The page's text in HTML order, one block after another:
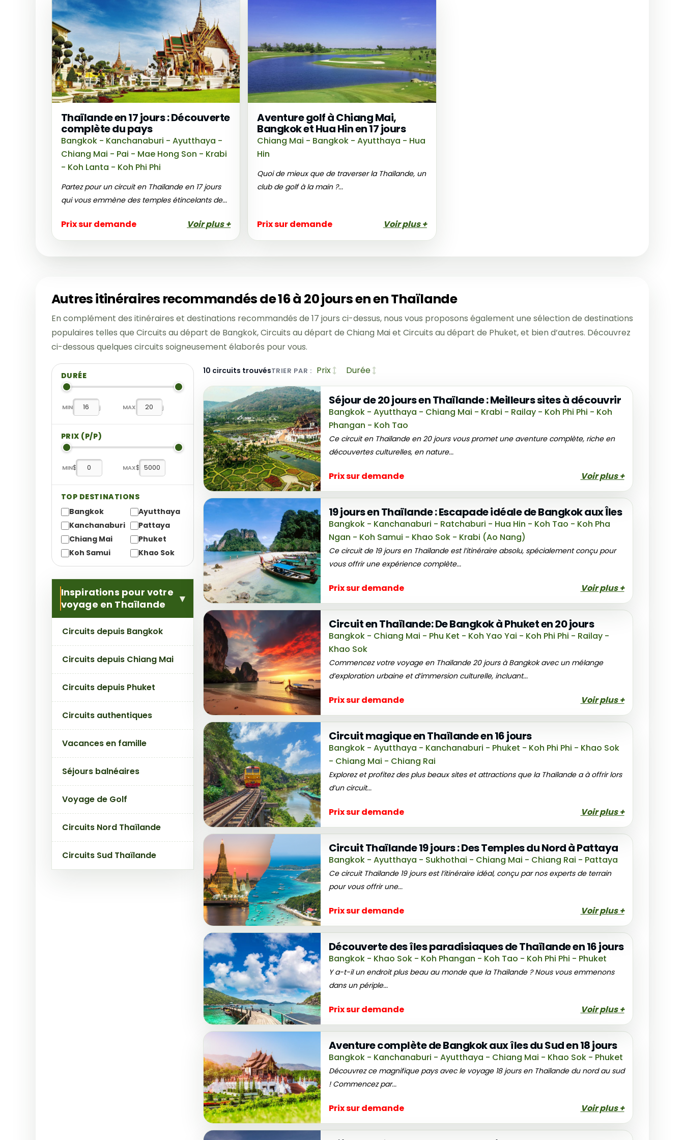
Thaïlande en 17 jours : Découverte
complète du pays
Bangkok - Kanchanaburi - Ayutthaya -
Chiang Mai - Pai - Mae Hong Son - Krabi
- Koh Lanta - Koh Phi Phi
Partez pour un circuit en Thaïlande en 17 jours
qui vous emmène des temples étincelants de...
Prix sur demande Voir plus +
Aventure golf à Chiang Mai,
Bangkok et Hua Hin en 17 jours
Chiang Mai - Bangkok - Ayutthaya - Hua
Hin
Quoi de mieux que de traverser la Thaïlande, un
club de golf à la main ?...
Prix sur demande Voir plus +
Autres itinéraires recommandés de 16 à 20 jours en en Thaïlande
En complément des itinéraires et destinations recommandés de 17 jours ci-dessus, nous vous proposons également une sélection de destinations
populaires telles que Circuits au départ de Bangkok, Circuits au départ de Chiang Mai et Circuits au départ de Phuket, et bien d’autres. Découvrez
ci-dessous quelques circuits soigneusement élaborés pour vous.
DURÉE
MIN j MAX j
PRIX (P/P)
MIN$ MAX$
TOP DESTINATIONS
Bangkok
Ayutthaya
Kanchanaburi
Pattaya
Chiang Mai
Phuket
Koh Samui
Khao Sok
Inspirations pour votre
voyage en Thaïlande
Circuits depuis Bangkok
Circuits depuis Chiang Mai
Circuits depuis Phuket
Circuits authentiques
Vacances en famille
Séjours balnéaires
Voyage de Golf
Circuits Nord Thaïlande
Circuits Sud Thaïlande
10 circuits trouvésTRIER PAR : Prix Durée
Séjour de 20 jours en Thaïlande : Meilleurs sites à découvrir
Bangkok - Ayutthaya - Chiang Mai - Krabi - Railay - Koh Phi Phi - Koh
Phangan - Koh Tao
Ce circuit en Thaïlande en 20 jours vous promet une aventure complète, riche en
découvertes culturelles, en nature...
Prix sur demande Voir plus +
19 jours en Thaïlande : Escapade idéale de Bangkok aux Îles
Bangkok - Kanchanaburi - Ratchaburi - Hua Hin - Koh Tao - Koh Pha
Ngan - Koh Samui - Khao Sok - Krabi (Ao Nang)
Ce circuit de 19 jours en Thaïlande est l’itinéraire absolu, spécialement conçu pour
vous offrir une expérience complète...
Prix sur demande Voir plus +
Circuit en Thaïlande: De Bangkok à Phuket en 20 jours
Bangkok - Chiang Mai - Phu Ket - Koh Yao Yai - Koh Phi Phi - Railay -
Khao Sok
Commencez votre voyage en Thaïlande 20 jours à Bangkok avec un mélange
d’exploration urbaine et d’immersion culturelle, incluant...
Prix sur demande Voir plus +
Circuit magique en Thaïlande en 16 jours
Bangkok - Ayutthaya - Kanchanaburi - Phuket - Koh Phi Phi - Khao Sok
- Chiang Mai - Chiang Rai
Explorez et profitez des plus beaux sites et attractions que la Thaïlande a à offrir lors
d’un circuit...
Prix sur demande Voir plus +
Circuit Thaïlande 19 jours : Des Temples du Nord à Pattaya
Bangkok - Ayutthaya - Sukhothai - Chiang Mai - Chiang Rai - Pattaya
Ce circuit Thaïlande 19 jours est l’itinéraire idéal, conçu par nos experts de terrain
pour vous offrir une...
Prix sur demande Voir plus +
Découverte des îles paradisiaques de Thaïlande en 16 jours
Bangkok - Khao Sok - Koh Phangan - Koh Tao - Koh Phi Phi - Phuket
Y a-t-il un endroit plus beau au monde que la Thaïlande ? Nous vous emmenons
dans un périple...
Prix sur demande Voir plus +
Aventure complète de Bangkok aux îles du Sud en 18 jours
Bangkok - Kanchanaburi - Ayutthaya - Chiang Mai - Khao Sok - Phuket
Découvrez ce magnifique pays avec le voyage 18 jours en Thaïlande du nord au sud
! Commencez par...
Prix sur demande Voir plus +